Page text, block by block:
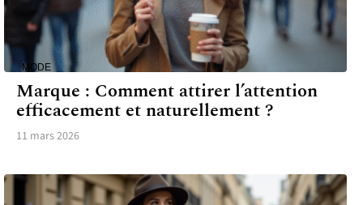
MODE
Marque : Comment attirer l’attention
efficacement et naturellement ?
11 mars 2026